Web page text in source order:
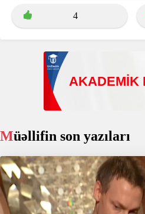
4
Müəllifin son yazıları